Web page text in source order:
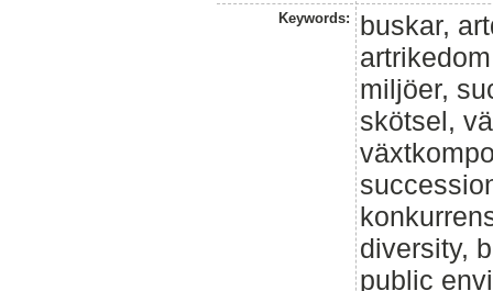
Keywords:
buskar,
miljöer,
skötsel,
diversity,
public